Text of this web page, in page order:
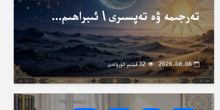
تەرجىمە ۋە تەپسىرى \ ئىبراھىم...
2026-08-06 32 قېتىم كۆرۈلدى